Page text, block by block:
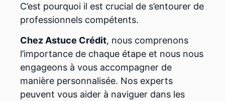
C’est pourquoi il est crucial de s’entourer de
professionnels compétents.
Chez Astuce Crédit, nous comprenons
l’importance de chaque étape et nous nous
engageons à vous accompagner de
manière personnalisée. Nos experts
peuvent vous aider à naviguer dans les